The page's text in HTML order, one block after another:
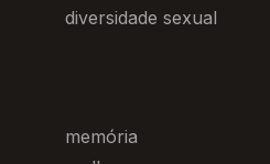
diversidade sexual
memória